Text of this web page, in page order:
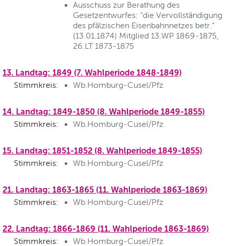
Ausschuss zur Berathung des
Gesetzentwurfes: "die Vervollständigung
des pfälzischen Eisenbahnnetzes betr."
(13.01.1874) Mitglied 13.WP 1869-1875,
26.LT 1873-1875
13. Landtag: 1849 (7. Wahlperiode 1848-1849)
Stimmkreis: Wb.Homburg-Cusel/Pfz
14. Landtag: 1849-1850 (8. Wahlperiode 1849-1855)
Stimmkreis: Wb.Homburg-Cusel/Pfz
15. Landtag: 1851-1852 (8. Wahlperiode 1849-1855)
Stimmkreis: Wb.Homburg-Cusel/Pfz
21. Landtag: 1863-1865 (11. Wahlperiode 1863-1869)
Stimmkreis: Wb.Homburg-Cusel/Pfz
22. Landtag: 1866-1869 (11. Wahlperiode 1863-1869)
Stimmkreis: Wb.Homburg-Cusel/Pfz